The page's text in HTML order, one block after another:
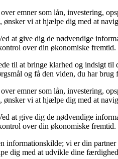
emner som lån, investering,
ønsker vi at hjælpe dig med at
at give dig de nødvendige
over din økonomiske fremtid.
til at bringe klarhed og indsigt
og få den viden, du har
emner som lån, investering,
ønsker vi at hjælpe dig med at
at give dig de nødvendige
over din økonomiske fremtid.
informationskilde; vi er din
dig med at udvikle dine